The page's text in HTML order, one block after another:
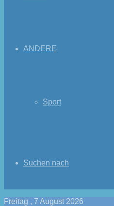
ANDERE
Sport
Suchen nach
Freitag , 7 August 2026